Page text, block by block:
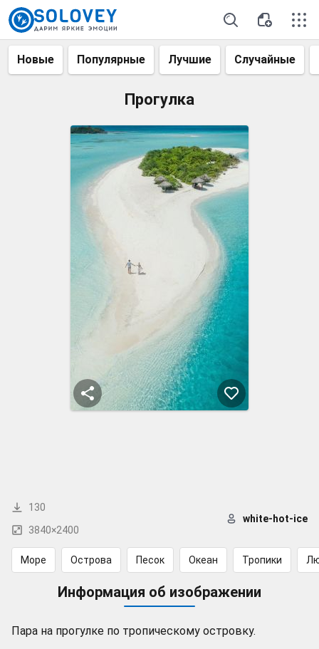
Новые Популярные Лучшие Случайные
Прогулка
130
3840×2400
white-hot-ice
Море Острова Песок Океан Тропики
Информация об изображении
Пара на прогулке по тропическому островку.